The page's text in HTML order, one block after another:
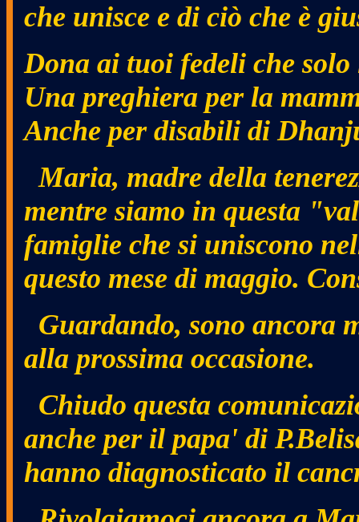
che unisce e di ciò che è
Dona ai tuoi fedeli che
Una preghiera per la
Anche per disabili di
Maria, madre della
mentre siamo in questa
famiglie che si uniscono
questo mese di maggio.
Guardando, sono ancora
alla prossima occasione.
Chiudo questa
anche per il papa' di
hanno diagnosticato il